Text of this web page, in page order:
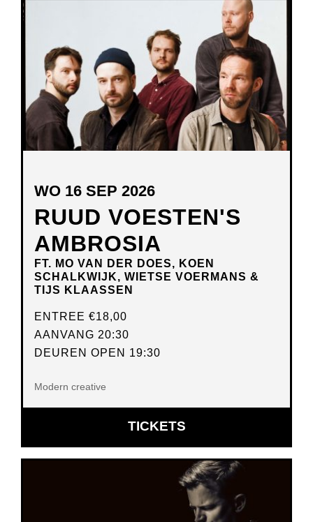
NIEUW
VENSTER
RUUD VOESTEN'S
AMBROSIA
FT. MO VAN DER DOES, KOEN
SCHALKWIJK, WIETSE VOERMANS &
TIJS KLAASSEN
WO 16 SEP 2026
ENTREE €18,00
AANVANG 20:30
DEUREN OPEN 19:30
Modern creative
TICKETSOPENT
IN
NIEUW
VENSTER